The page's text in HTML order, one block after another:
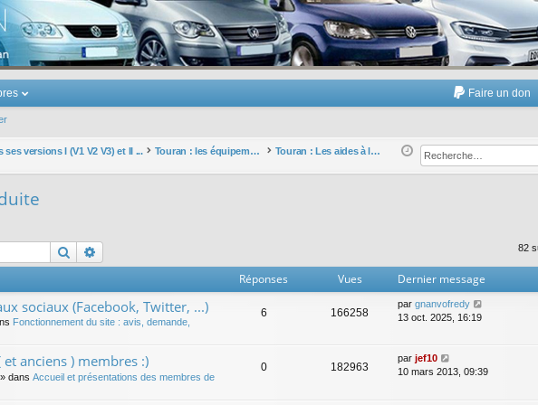
Touran
Faire un don
versions I (V1 V2 V3) et II ... Touran : les équipements électriques et électroniques Touran : Les aides à la conduite
Rechercher 82
Réponses Vues Dernier message
sociaux (Facebook, Twitter, ...)
Fonctionnement du site : avis, demande,
6 166258
par gnanvofredy
13 oct. 2025, 16:19
anciens ) membres :)
» dans Accueil et présentations des membres de
0 182963
par jef10
10 mars 2013, 09:39